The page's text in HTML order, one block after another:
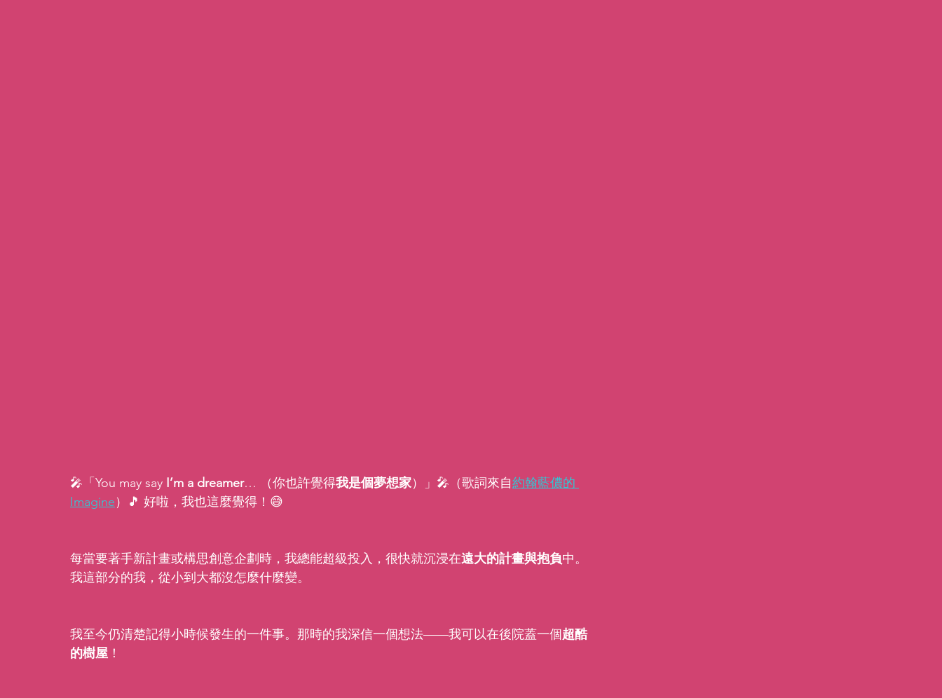
🎤「You may say I’m a dreamer… （你也許覺得我是個夢想家）」🎤（歌詞來自約翰藍儂的
Imagine）🎵 好啦，我也這麼覺得！😅
每當要著手新計畫或構思創意企劃時，我總能超級投入，很快就沉浸在遠大的計畫與抱負中。
我這部分的我，從小到大都沒怎麼什麼變。
我至今仍清楚記得小時候發生的一件事。那時的我深信一個想法——我可以在後院蓋一個超酷
的樹屋 ！